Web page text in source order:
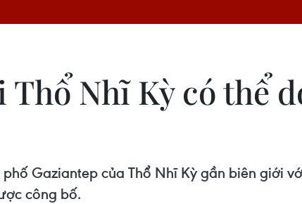
Nhĩ Kỳ có thể
Gaziantep của Thổ Nhĩ Kỳ gần biên giới
công bố.